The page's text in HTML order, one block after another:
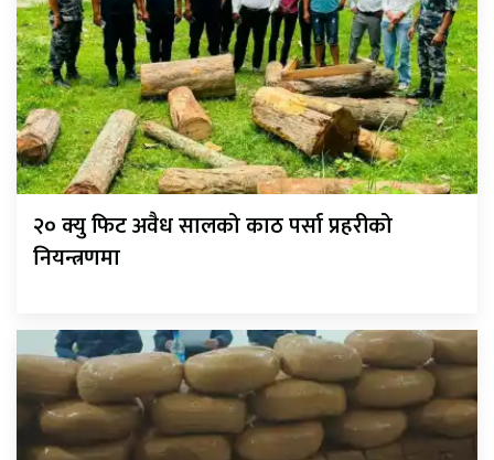
२० क्यु फिट अवैध सालको काठ पर्सा प्रहरीको
नियन्त्रणमा